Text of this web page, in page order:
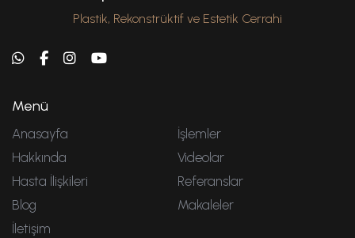
Plastik, Rekonstrüktif ve Estetik Cerrahi
Menü
Anasayfa
İşlemler
Hakkında
Videolar
Hasta İlişkileri
Referanslar
Blog
Makaleler
İletişim